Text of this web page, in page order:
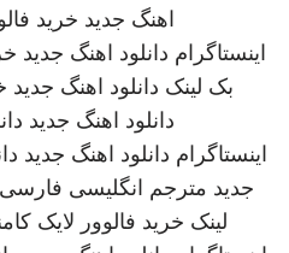
اهنگ جدید خرید
اینستاگرام دانلود اهنگ جدید
بک لینک دانلود اهنگ جدید
دانلود اهنگ جدید
اینستاگرام دانلود اهنگ جدید
جدید مترجم انگلیسی فارسی
لینک خرید فالوور لایک